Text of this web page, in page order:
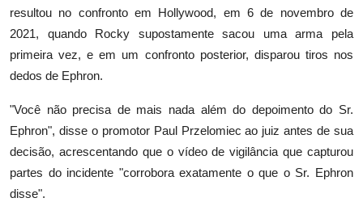
resultou no confronto em Hollywood, em 6 de novembro de
2021, quando Rocky supostamente sacou uma arma pela
primeira vez, e em um confronto posterior, disparou tiros nos
dedos de Ephron.
"Você não precisa de mais nada além do depoimento do Sr.
Ephron", disse o promotor Paul Przelomiec ao juiz antes de sua
decisão, acrescentando que o vídeo de vigilância que capturou
partes do incidente "corrobora exatamente o que o Sr. Ephron
disse".